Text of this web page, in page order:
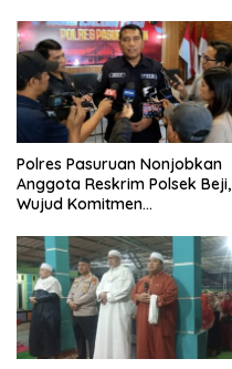
Polres Pasuruan Nonjobkan
Anggota Reskrim Polsek Beji,
Wujud Komitmen
Dugaan Penganiayaan